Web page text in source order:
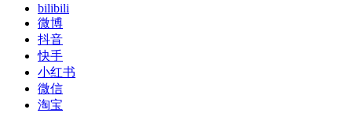
bilibili
微博
抖音
快手
小红书
微信
淘宝